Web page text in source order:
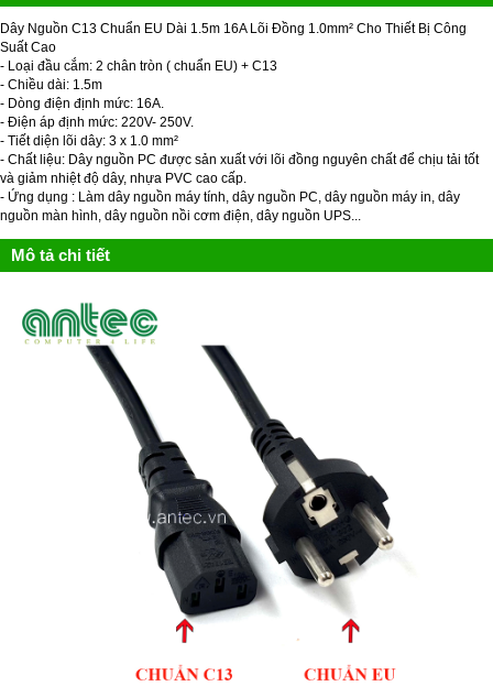
Dây Nguồn C13 Chuẩn EU Dài 1.5m 16A Lõi Đồng 1.0mm² Cho Thiết Bị Công
Suất Cao
- Loại đầu cắm: 2 chân tròn ( chuẩn EU) + C13
- Chiều dài: 1.5m
- Dòng điện định mức: 16A.
- Điện áp định mức: 220V- 250V.
- Tiết diện lõi dây: 3 x 1.0 mm²
- Chất liệu: Dây nguồn PC được sản xuất với lõi đồng nguyên chất để chịu tải tốt
và giảm nhiệt độ dây, nhựa PVC cao cấp.
- Ứng dụng : Làm dây nguồn máy tính, dây nguồn PC, dây nguồn máy in, dây
nguồn màn hình, dây nguồn nồi cơm điện, dây nguồn UPS...
Mô tả chi tiết